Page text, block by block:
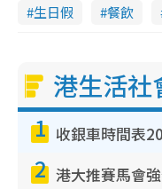
生日假
餐飲
港生活社
1 收銀車時間表
2 港大推賽馬會